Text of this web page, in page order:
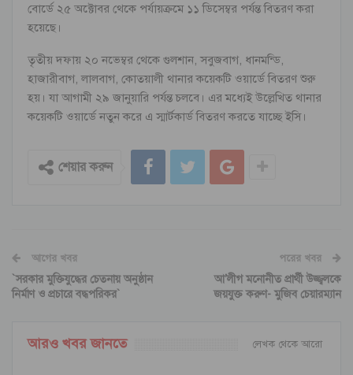
বোর্ডে ২৫ অক্টোবর থেকে পর্যায়ক্রমে ১১ ডিসেম্বর পর্যন্ত বিতরণ করা
হয়েছে।
তৃতীয় দফায় ২০ নভেম্বর থেকে গুলশান, সবুজবাগ, ধানমন্ডি,
হাজারীবাগ, লালবাগ, কোতয়ালী থানার কয়েকটি ওয়ার্ডে বিতরণ শুরু
হয়। যা আগামী ২৯ জানুয়ারি পর্যন্ত চলবে। এর মধ্যেই উল্লেখিত থানার
কয়েকটি ওয়ার্ডে নতুন করে এ স্মার্টকার্ড বিতরণ করতে যাচ্ছে ইসি।
শেয়ার করুন
আগের খবর
`সরকার মুক্তিযুদ্ধের চেতনায় অনুষ্ঠান
নির্মাণ ও প্রচারে বদ্ধপরিকর`
পরের খবর
আ’লীগ মনোনীত প্রার্থী উজ্জ্বলকে
জয়যুক্ত করুণ- মুজিব চেয়ারম্যান
আরও খবর জানতে লেখক থেকে আরো